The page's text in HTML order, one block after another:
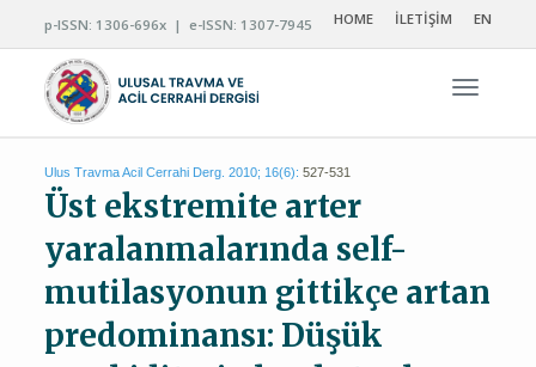
p-ISSN: 1306-696x | e-ISSN: 1307-7945 HOME İLETİŞİM EN
Ulus Travma Acil Cerrahi Derg. 2010; 16(6): 527-531
Üst ekstremite arter
yaralanmalarında self-
mutilasyonun gittikçe artan
predominansı: Düşük